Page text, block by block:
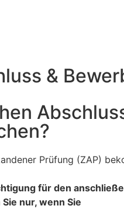
&
Prüfung (ZAP)
für den
nur, wenn Sie